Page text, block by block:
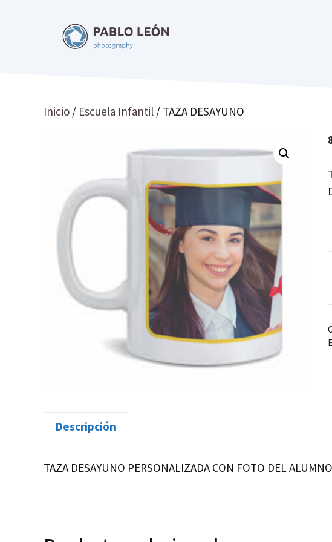
Inicio / Escuela Infantil / TAZA DESAYUNO
Descripción
TAZA DESAYUNO PERSONALIZADA CON FOTO DEL ALUMNO